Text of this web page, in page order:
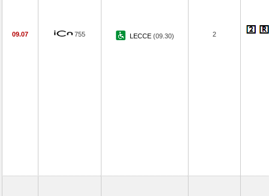
09.07 755 LECCE (09.30) 2